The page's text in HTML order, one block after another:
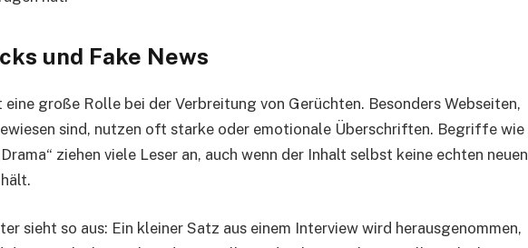
und Fake News
große Rolle bei der Verbreitung von Gerüchten. Besonders Webseiten,
sind, nutzen oft starke oder emotionale Überschriften. Begriffe wie
ziehen viele Leser an, auch wenn der Inhalt selbst keine echten neuen
sieht so aus: Ein kleiner Satz aus einem Interview wird herausgenommen,